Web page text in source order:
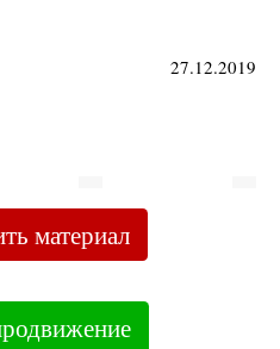
27.12.2019
материал